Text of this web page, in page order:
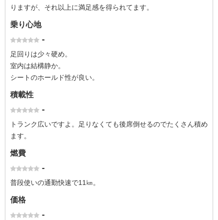
りますが、それ以上に満足感を得られてます。
乗り心地
-
足回りは少々硬め。
室内は結構静か。
シートのホールド性が良い。
積載性
-
トランク広いですよ。足りなくても後席倒せるのでたくさん積め
ます。
燃費
-
普段使いの通勤快速で11㎞。
価格
-